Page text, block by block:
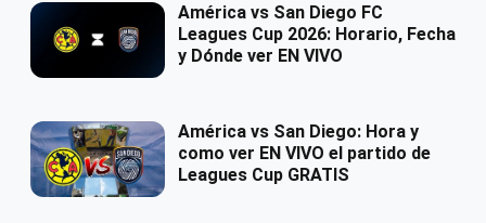
América vs San Diego FC
Leagues Cup 2026: Horario, Fecha
y Dónde ver EN VIVO
América vs San Diego: Hora y
como ver EN VIVO el partido de
Leagues Cup GRATIS